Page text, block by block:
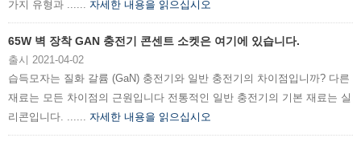
가지 유형과 ...... 자세한 내용을 읽으십시오
65W 벽 장착 GAN 충전기 콘센트 소켓은 여기에 있습니다.
출시 2021-04-02
습득모자는 질화 갈륨 (GaN) 충전기와 일반 충전기의 차이점입니까? 다른
재료는 모든 차이점의 근원입니다 전통적인 일반 충전기의 기본 재료는 실
리콘입니다. ...... 자세한 내용을 읽으십시오